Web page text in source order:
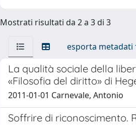
Mostrati risultati da 2 a 3 di 3
esporta metadati
La qualità sociale della
«Filosofia del diritto» di
2011-01-01 Carnevale, Antonio
Soffrire di riconoscimento.